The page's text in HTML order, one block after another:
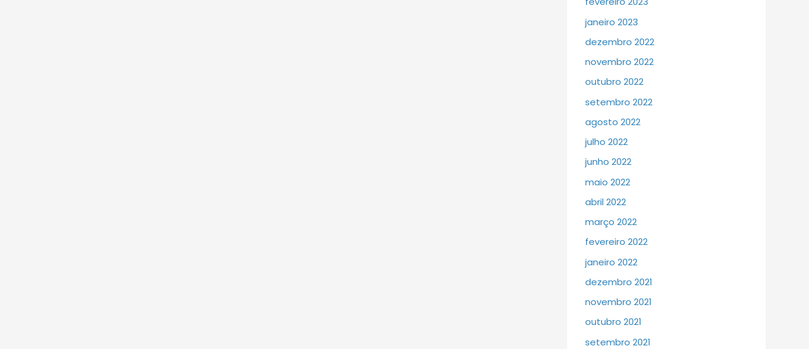
janeiro 2023
dezembro 2022
novembro 2022
outubro 2022
setembro 2022
agosto 2022
julho 2022
junho 2022
maio 2022
abril 2022
março 2022
fevereiro 2022
janeiro 2022
dezembro 2021
novembro 2021
outubro 2021
setembro 2021